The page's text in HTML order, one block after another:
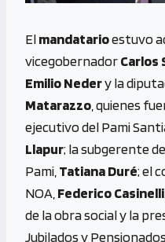
Elmandatarioestuvo
vicegobernadorCarlos
Emilio Nedery la
Matarazzo , quienes
ejecutivo del Pami
Llapur; la subgerente
Pami, Tatiana Duré; el
NOA, Federico Casinelli
de la obra social y la
Jubilados y